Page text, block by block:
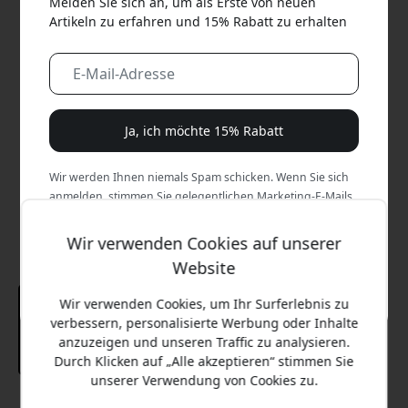
Wir verwenden Cookies auf unserer
Website
Wir verwenden Cookies, um Ihr Surferlebnis zu
verbessern, personalisierte Werbung oder Inhalte
anzuzeigen und unseren Traffic zu analysieren.
Durch Klicken auf „Alle akzeptieren“ stimmen Sie
unserer Verwendung von Cookies zu.
Artikeln zu erfahren und 15% Rabatt zu erhalten
Ja, ich möchte 15% Rabatt
Wir werden Ihnen niemals Spam schicken. Wenn Sie sich
anmelden, stimmen Sie gelegentlichen Marketing-E-Mails,
Nein, ich zahle lieber den vollen Preis.